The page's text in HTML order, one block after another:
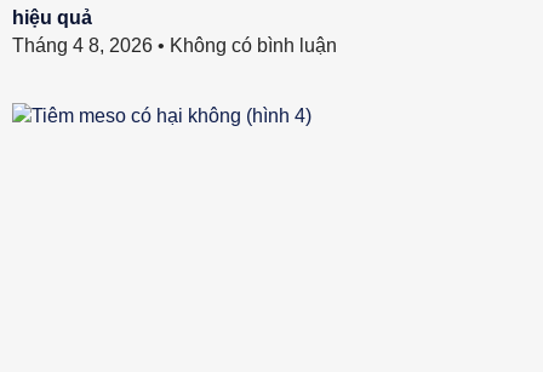
hiệu quả
Tháng 4 8, 2026
Không có bình luận